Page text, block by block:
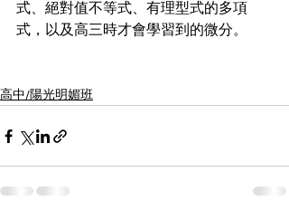
式、絕對值不等式、有理型式的多項
式，以及高三時才會學習到的微分。
高中/陽光明媚班